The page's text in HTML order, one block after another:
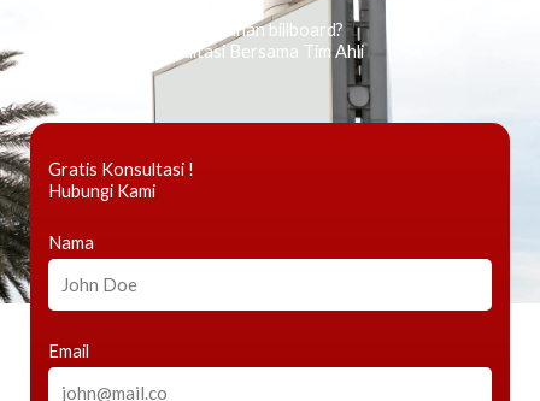
Ingin tahu tentang periklanan billboard?
Kami Berikan Konsultasi Bersama Tim Ahli
Gratis Konsultasi !
Hubungi Kami
Nama
Email